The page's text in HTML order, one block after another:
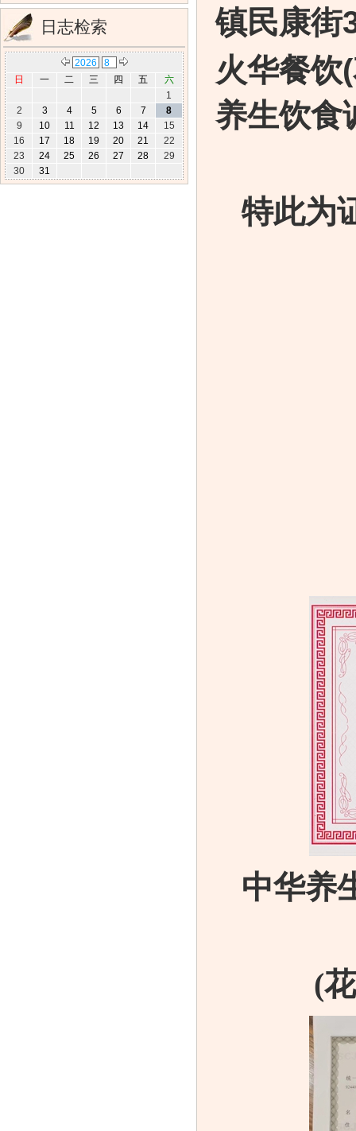
日志检索
日 一 二 三 四 五
六
1
2
3 4 5 6 7
8
9
10 11 12 13 14
15
16
17 18 19 20 21
22
23
24 25 26 27 28
29
30
31
镇民康街
火华餐饮
养生饮食
特此为
中华养
(